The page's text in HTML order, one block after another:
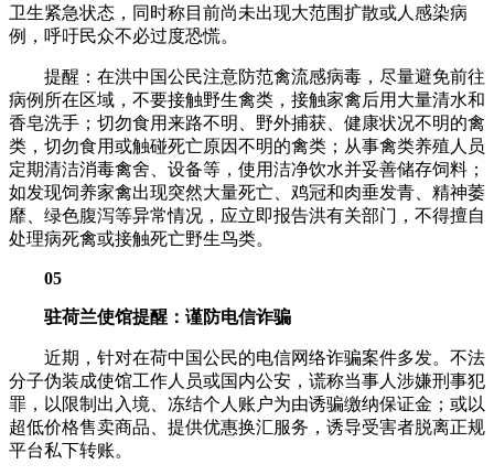
卫生紧急状态，同时称目前尚未出现大范围扩散或人感染病
例，呼吁民众不必过度恐慌。
提醒：在洪中国公民注意防范禽流感病毒，尽量避免前往
病例所在区域，不要接触野生禽类，接触家禽后用大量清水和
香皂洗手；切勿食用来路不明、野外捕获、健康状况不明的禽
类，切勿食用或触碰死亡原因不明的禽类；从事禽类养殖人员
定期清洁消毒禽舍、设备等，使用洁净饮水并妥善储存饲料；
如发现饲养家禽出现突然大量死亡、鸡冠和肉垂发青、精神萎
靡、绿色腹泻等异常情况，应立即报告洪有关部门，不得擅自
处理病死禽或接触死亡野生鸟类。
05
驻荷兰使馆提醒：谨防电信诈骗
近期，针对在荷中国公民的电信网络诈骗案件多发。不法
分子伪装成使馆工作人员或国内公安，谎称当事人涉嫌刑事犯
罪，以限制出入境、冻结个人账户为由诱骗缴纳保证金；或以
超低价格售卖商品、提供优惠换汇服务，诱导受害者脱离正规
平台私下转账。